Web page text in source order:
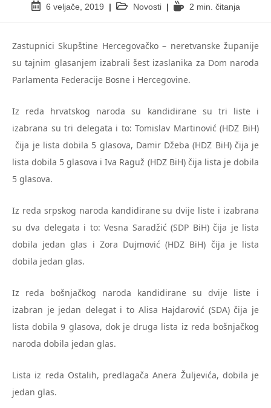
6 veljače, 2019 Novosti 2 min. čitanja
Zastupnici Skupštine Hercegovačko – neretvanske županije
su tajnim glasanjem izabrali šest izaslanika za Dom naroda
Parlamenta Federacije Bosne i Hercegovine.
Iz reda hrvatskog naroda su kandidirane su tri liste i
izabrana su tri delegata i to: Tomislav Martinović (HDZ BiH)
čija je lista dobila 5 glasova, Damir Džeba (HDZ BiH) čija je
lista dobila 5 glasova i Iva Raguž (HDZ BiH) čija lista je dobila
5 glasova.
Iz reda srpskog naroda kandidirane su dvije liste i izabrana
su dva delegata i to: Vesna Saradžić (SDP BiH) čija je lista
dobila jedan glas i Zora Dujmović (HDZ BiH) čija je lista
dobila jedan glas.
Iz reda bošnjačkog naroda kandidirane su dvije liste i
izabran je jedan delegat i to Alisa Hajdarović (SDA) čija je
lista dobila 9 glasova, dok je druga lista iz reda bošnjačkog
naroda dobila jedan glas.
Lista iz reda Ostalih, predlagača Anera Žuljevića, dobila je
jedan glas.